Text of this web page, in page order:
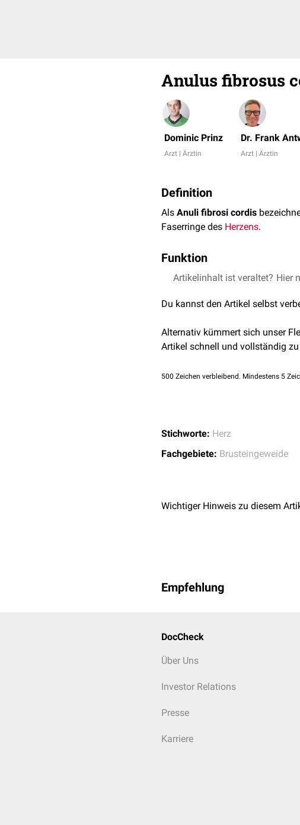
Anulus fibrosus
Dominic Prinz
Arzt | Ärztin
Dr. Frank
Arzt | Ärztin
Definition
Als Anuli fibrosi cordis
Faserringe des Herzens.
Funktion
Die Anuli fibrosi dienen als
Vorhöfen und Kammern mit. Zu
Anulus fibrosus dexter
Anulus aortae
Artikelinhalt ist veraltet? Hier
Du kannst den Artikel selbst
Alternativ kümmert sich unser
Artikel schnell und vollständig
500 Zeichen verbleibend. Mindestens 5
Stichworte: Herz
Fachgebiete: Brusteingeweide
Wichtiger Hinweis zu diesem
Empfehlung
DocCheck
Über Uns
Investor Relations
Presse
Karriere